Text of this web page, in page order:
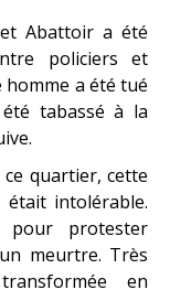
Abattoir a été
policiers et
a été tué
tabassé à la
quartier, cette
était intolérable.
pour protester
meurtre. Très
en